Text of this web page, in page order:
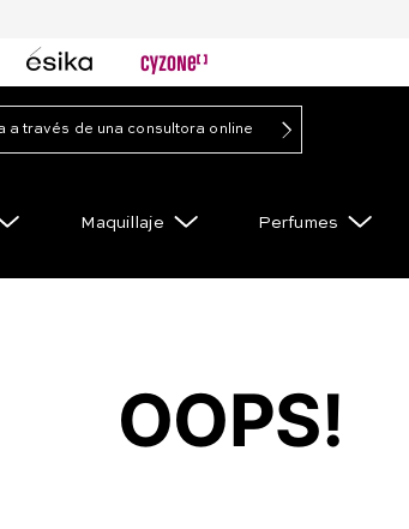
a través de una consultora online
Maquillaje Perfumes
OOPS!